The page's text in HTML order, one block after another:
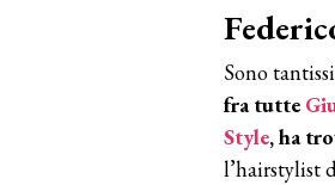
Sono
fra tutte
Style, ha
l’hairstylist